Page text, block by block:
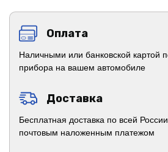
Оплата
Наличными или банковской картой
прибора на вашем автомобиле
Доставка
Бесплатная доставка по всей
почтовым наложенным платежом